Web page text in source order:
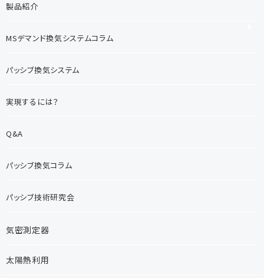
製品紹介
MSデマンド換気システムコラム
パッシブ換気システム
実現するには？
Q&A
パッシブ換気コラム
パッシブ技術研究会
気密測定器
太陽熱利用